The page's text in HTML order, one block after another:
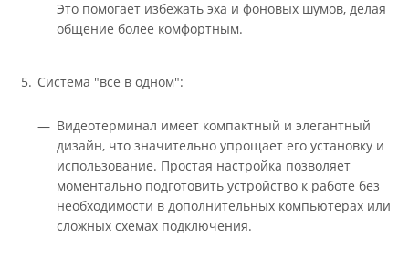
Это помогает избежать эха и фоновых шумов, делая
общение более комфортным.
Система "всё в одном":
Видеотерминал имеет компактный и элегантный
дизайн, что значительно упрощает его установку и
использование. Простая настройка позволяет
моментально подготовить устройство к работе без
необходимости в дополнительных компьютерах или
сложных схемах подключения.